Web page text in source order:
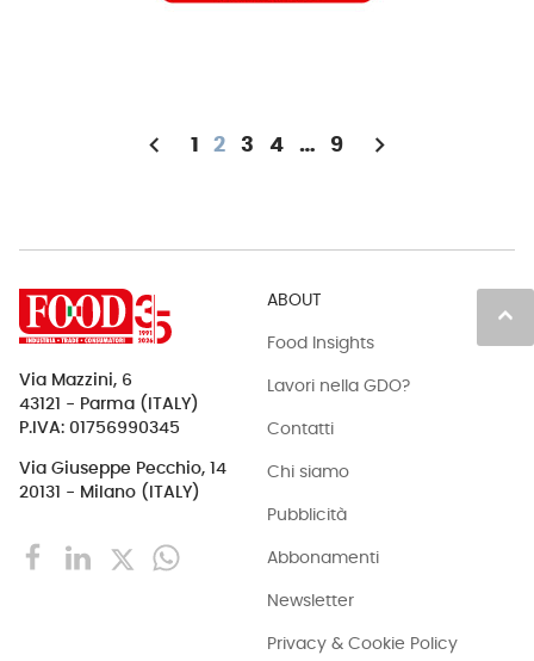
chevron_left 1 2 3 4 … 9 chevron_right
keyboard_arrow_up
Via Mazzini, 6
43121 - Parma (ITALY)
P.IVA: 01756990345
Via Giuseppe Pecchio, 14
20131 - Milano (ITALY)
ABOUT
Food Insights
Lavori nella GDO?
Contatti
Chi siamo
Pubblicità
Abbonamenti
Newsletter
Privacy & Cookie Policy